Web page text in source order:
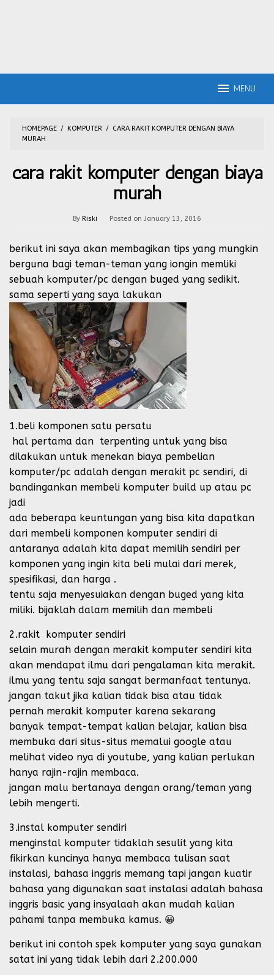
MENU
HOMEPAGE / KOMPUTER / CARA RAKIT KOMPUTER DENGAN BIAYA
MURAH
cara rakit komputer dengan biaya
murah
By Riski Posted on January 13, 2016
berikut ini saya akan membagikan tips yang mungkin
berguna bagi teman-teman yang iongin memliki
sebuah komputer/pc dengan buged yang sedikit.
sama seperti yang saya lakukan
1.beli komponen satu persatu
hal pertama dan terpenting untuk yang bisa
dilakukan untuk menekan biaya pembelian
komputer/pc adalah dengan merakit pc sendiri, di
bandingankan membeli komputer build up atau pc
jadi
ada beberapa keuntungan yang bisa kita dapatkan
dari membeli komponen komputer sendiri di
antaranya adalah kita dapat memilih sendiri per
komponen yang ingin kita beli mulai dari merek,
spesifikasi, dan harga .
tentu saja menyesuiakan dengan buged yang kita
miliki. bijaklah dalam memilih dan membeli
2.rakit komputer sendiri
selain murah dengan merakit komputer sendiri kita
akan mendapat ilmu dari pengalaman kita merakit.
ilmu yang tentu saja sangat bermanfaat tentunya.
jangan takut jika kalian tidak bisa atau tidak
pernah merakit komputer karena sekarang
banyak tempat-tempat kalian belajar, kalian bisa
membuka dari situs-situs memalui google atau
melihat video nya di youtube, yang kalian perlukan
hanya rajin-rajin membaca.
jangan malu bertanaya dengan orang/teman yang
lebih mengerti.
3.instal komputer sendiri
menginstal komputer tidaklah sesulit yang kita
fikirkan kuncinya hanya membaca tulisan saat
instalasi, bahasa inggris memang tapi jangan kuatir
bahasa yang digunakan saat instalasi adalah bahasa
inggris basic yang insyalaah akan mudah kalian
pahami tanpa membuka kamus. 😀
berikut ini contoh spek komputer yang saya gunakan
satat ini yang tidak lebih dari 2.200.000